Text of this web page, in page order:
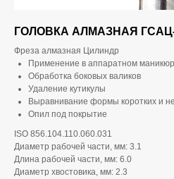
ГОЛОВКА АЛМАЗНАЯ ГСАЦ-
Фреза алмазная Цилиндр
Применение в аппаратном
Обработка боковых валиков
Удаление кутикулы
Выравнивание формы коротких и
Опил под покрытие
ISO 856.104.110.060.031
Диаметр рабочей части, мм: 3.1
Длина рабочей части, мм: 6.0
Диаметр хвостовика, мм: 2.3